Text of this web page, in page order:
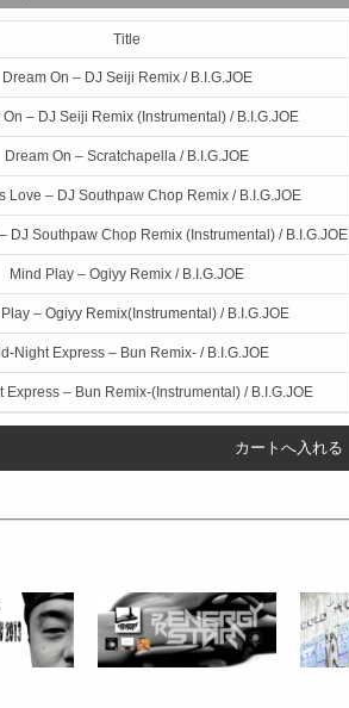
Title
Dream On – DJ Seiji Remix / B.I.G.JOE
On – DJ Seiji Remix (Instrumental) / B.I.G.JOE
Dream On – Scratchapella / B.I.G.JOE
Love – DJ Southpaw Chop Remix / B.I.G.JOE
DJ Southpaw Chop Remix (Instrumental) / B.I.G.JOE
Mind Play – Ogiyy Remix / B.I.G.JOE
– Ogiyy Remix(Instrumental) / B.I.G.JOE
Night Express – Bun Remix- / B.I.G.JOE
Express – Bun Remix-(Instrumental) / B.I.G.JOE